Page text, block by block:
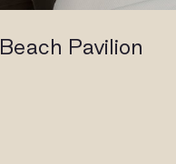
Beach Pavilion